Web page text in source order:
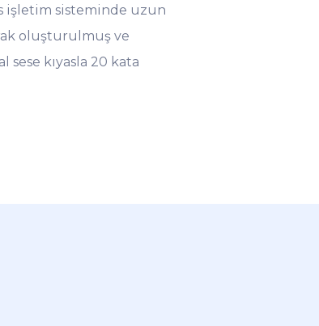
işletim sisteminde uzun
oluşturulmuş ve
kıyasla 20 kata